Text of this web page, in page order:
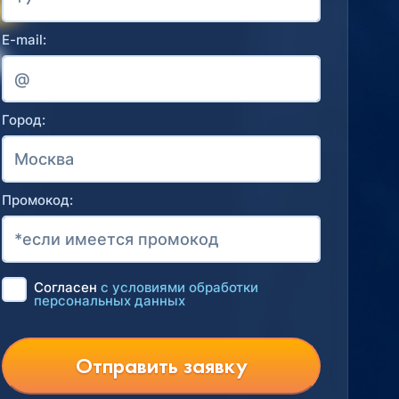
E-mail:
Город:
Промокод:
Согласен с условиями обработки
персональных данных
Отправить заявку